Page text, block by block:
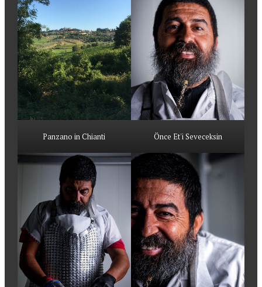
Panzano in Chianti Önce Et'i Seveceksin